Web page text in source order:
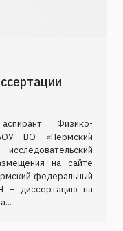
Физико-
ВО «Пермский
на сайте
федеральный
– диссертацию на